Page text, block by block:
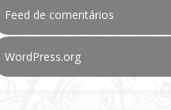
Feed de comentários
WordPress.org